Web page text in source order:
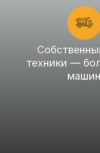
техники —
машин